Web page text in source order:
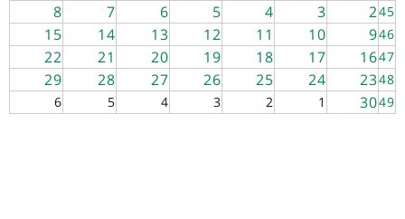
45
2
3
4
5
6
7
8
46
9
10
11
12
13
14
15
47
16
17
18
19
20
21
22
48
23
24
25
26
27
28
29
49
30
1
2
3
4
5
6